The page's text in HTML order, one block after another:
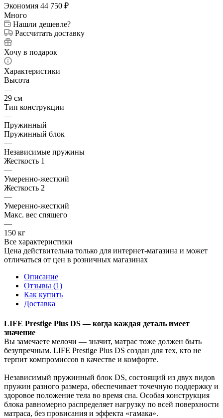
Экономия 44 750 ₽
Много
Нашли дешевле?
Рассчитать доставку
Хочу в подарок
Характеристики
Высота
—
29 см
Тип конструкции
—
Пружинный
Пружинный блок
—
Независимые пружины
Жесткость 1
—
Умеренно-жесткий
Жесткость 2
—
Умеренно-жесткий
Макс. вес спящего
—
150 кг
Все характеристики
Цена действительна только для интернет-магазина и может
отличаться от цен в розничных магазинах
Описание
Отзывы (1)
Как купить
Доставка
LIFE Prestige Plus DS — когда каждая деталь имеет
значение
Вы замечаете мелочи — значит, матрас тоже должен быть
безупречным. LIFE Prestige Plus DS создан для тех, кто не
терпит компромиссов в качестве и комфорте.
Независимый пружинный блок DS, состоящий из двух видов
пружин разного размера, обеспечивает точечную поддержку и
здоровое положение тела во время сна. Особая конструкция
блока равномерно распределяет нагрузку по всей поверхности
матраса, без провисания и эффекта «гамака».